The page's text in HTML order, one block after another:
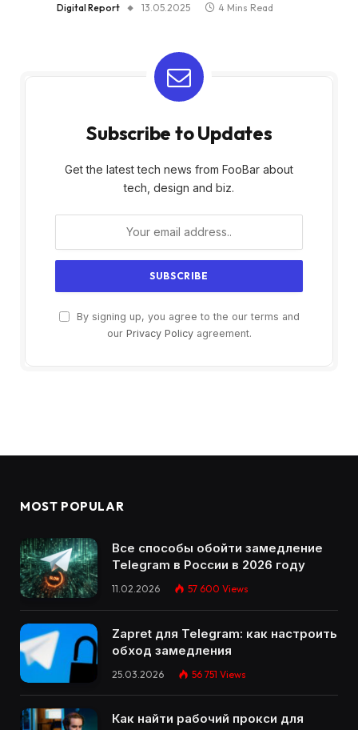
Digital Report 13.05.2025 4 Mins Read
Subscribe to Updates
Get the latest tech news from FooBar about
tech, design and biz.
By signing up, you agree to the our terms and
our Privacy Policyagreement.
MOST POPULAR
Все способы обойти замедление
Telegram в России в 2026 году
11.02.2026 57 600 Views
Zapret для Telegram: как настроить
обход замедления
25.03.2026 56 751 Views
Как найти рабочий прокси для